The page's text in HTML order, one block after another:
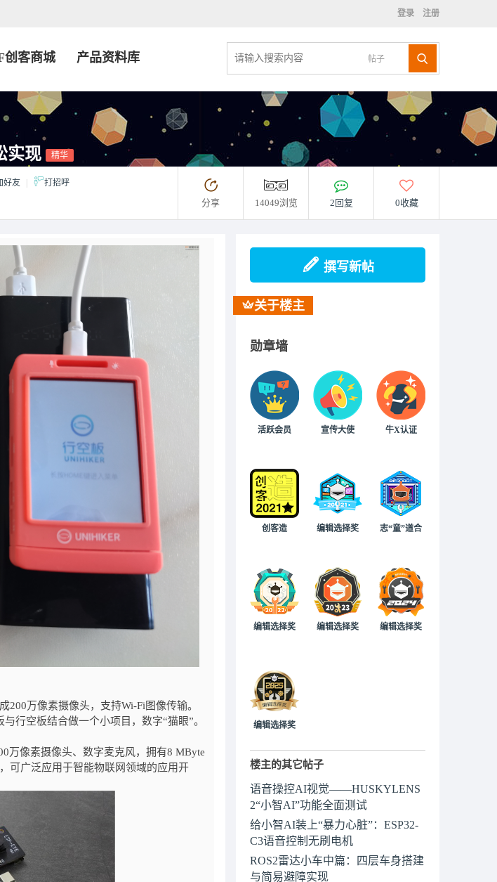
登录 注册
帖子
创客商城 产品资料库
实现 精华
好友 打招呼
分享 14049浏览 2回复 0收藏
200万像素摄像头，支持Wi-Fi图像传输。
行空板结合做一个小项目，数字“猫眼”。
万像素摄像头、数字麦克风，拥有8 MByte
可广泛应用于智能物联网领域的应用开
撰写新帖
关于楼主
勋章墙
活跃会员 宣传大使 牛X认证
创客造 编辑选择奖 志“童”道合
编辑选择奖 编辑选择奖 编辑选择奖
编辑选择奖
楼主的其它帖子
语音操控AI视觉——HUSKYLENS
2“小智AI”功能全面测试
给小智AI装上“暴力心脏”：ESP32-
C3语音控制无刷电机
ROS2雷达小车中篇：四层车身搭建
与简易避障实现